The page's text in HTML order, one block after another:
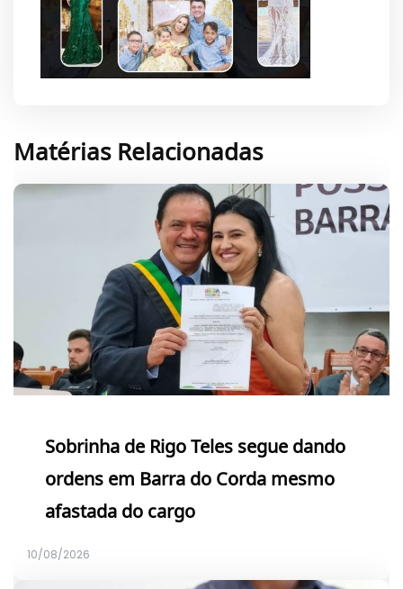
Matérias Relacionadas
Sobrinha de Rigo Teles segue dando
ordens em Barra do Corda mesmo
afastada do cargo
10/08/2026